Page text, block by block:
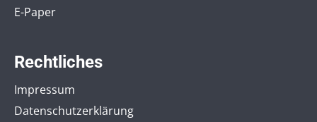
E-Paper
Rechtliches
Impressum
Datenschutzerklärung